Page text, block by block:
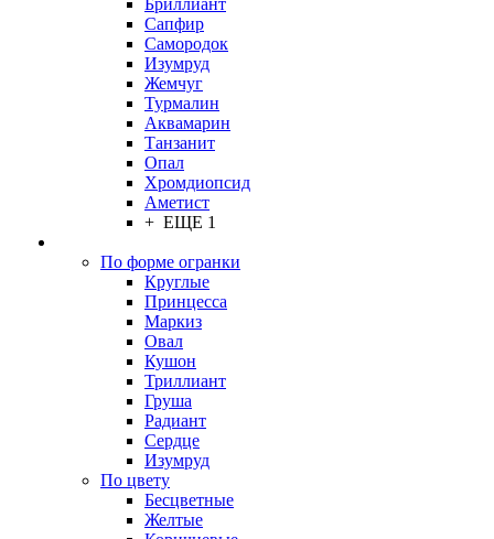
Бриллиант
Сапфир
Самородок
Изумруд
Жемчуг
Турмалин
Аквамарин
Танзанит
Опал
Хромдиопсид
Аметист
+ ЕЩЕ 1
По форме огранки
Круглые
Принцесса
Маркиз
Овал
Кушон
Триллиант
Груша
Радиант
Сердце
Изумруд
По цвету
Бесцветные
Желтые